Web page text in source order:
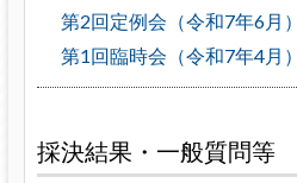
第2回定例会（令和7年6月）
第1回臨時会（令和7年4月）
採決結果・一般質問等